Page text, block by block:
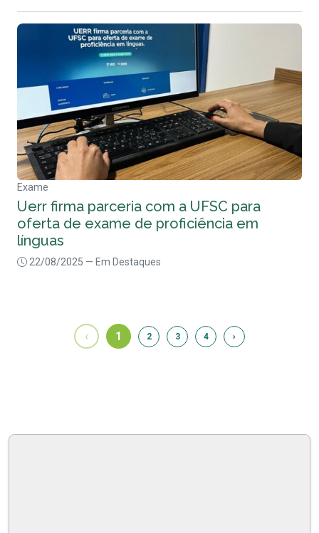
Exame
Uerr firma parceria com a UFSC para
oferta de exame de proficiência em
línguas
22/08/2025 — Em Destaques
‹ 1 2 3 4 ›